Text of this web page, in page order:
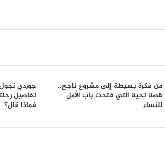
من فكرة بسيطة إلى مشروع ناجح..
قصة تحية التي فتحت باب الأمل
للنساء
جوردي
تفاصيل
فماذا قال؟